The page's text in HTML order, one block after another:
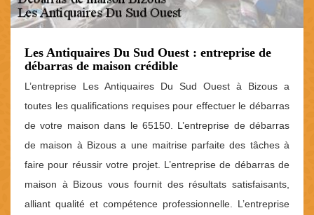
Les Antiquaires Du Sud Ouest : entreprise de
débarras de maison crédible
L’entreprise Les Antiquaires Du Sud Ouest à Bizous a
toutes les qualifications requises pour effectuer le débarras
de votre maison dans le 65150. L’entreprise de débarras
de maison à Bizous a une maitrise parfaite des tâches à
faire pour réussir votre projet. L’entreprise de débarras de
maison à Bizous vous fournit des résultats satisfaisants,
alliant qualité et compétence professionnelle. L’entreprise